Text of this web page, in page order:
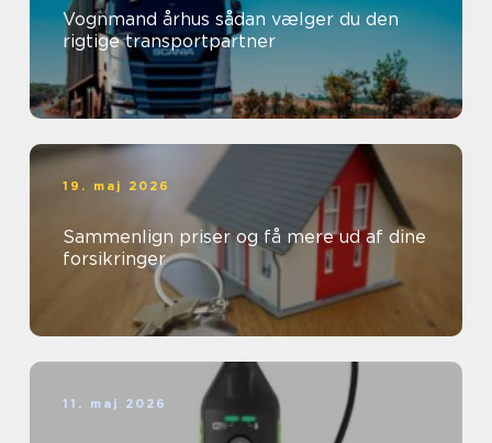
Vognmand århus sådan vælger du den
rigtige transportpartner
19. maj 2026
Sammenlign priser og få mere ud af dine
forsikringer
11. maj 2026